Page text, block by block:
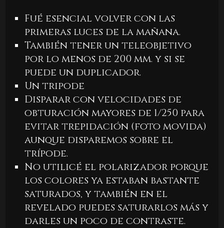
Fué esencial volver con las
primeras luces de la mañana.
También tener un teleobjetivo
por lo menos de 200 mm. y si se
puede un duplicador.
Un tripode
Disparar con velocidades de
obturación mayores de 1/250 para
evitar trepidación (foto movida)
aunque disparemos sobre el
trípode.
No utilicé el polarizador porque
los colores ya estaban bastante
saturados, y también en el
revelado puedes saturarlos más y
darles un poco de contraste.